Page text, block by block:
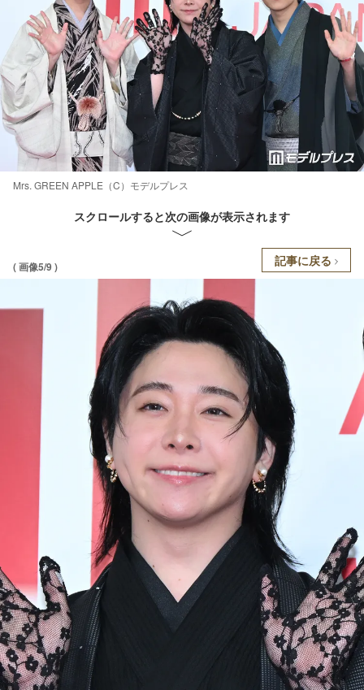
Mrs. GREEN APPLE（C）モデルプレス
スクロールすると次の画像が表示されます
( 画像5/9 ) 記事に戻る